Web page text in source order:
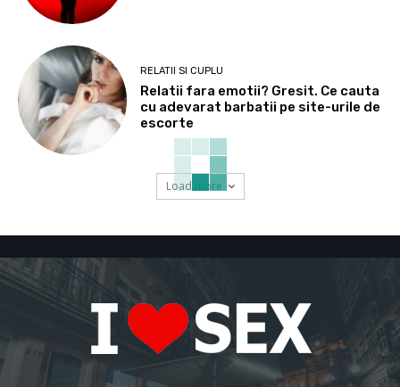
RELATII SI CUPLU
Relatii fara emotii? Gresit. Ce cauta
cu adevarat barbatii pe site-urile de
escorte
Load more